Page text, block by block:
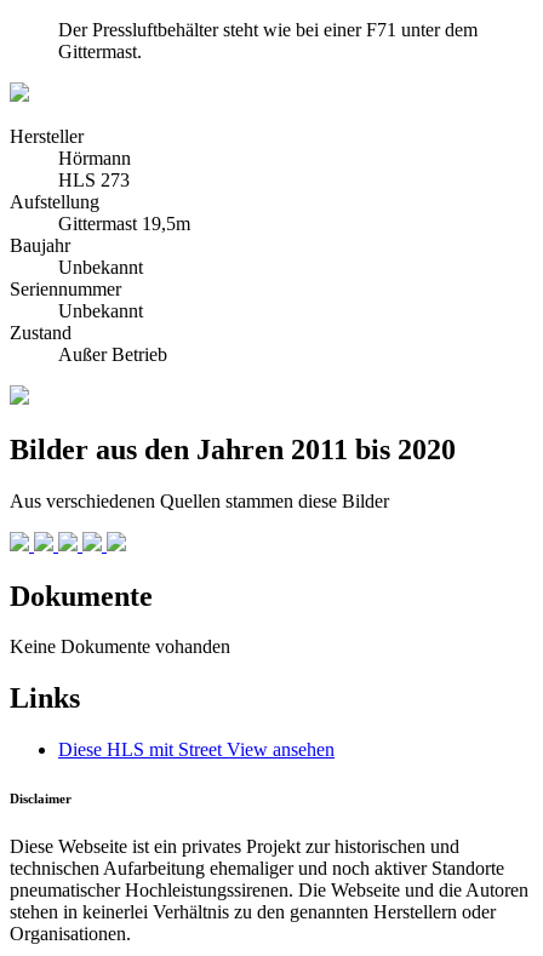
Der Pressluftbehälter steht wie bei einer F71 unter dem
Gittermast.
Hersteller
Hörmann
HLS 273
Aufstellung
Gittermast 19,5m
Baujahr
Unbekannt
Seriennummer
Unbekannt
Zustand
Außer Betrieb
Bilder aus den Jahren 2011 bis 2020
Aus verschiedenen Quellen stammen diese Bilder
Dokumente
Keine Dokumente vohanden
Links
Diese HLS mit Street View ansehen
Disclaimer
Diese Webseite ist ein privates Projekt zur historischen und
technischen Aufarbeitung ehemaliger und noch aktiver Standorte
pneumatischer Hochleistungssirenen. Die Webseite und die Autoren
stehen in keinerlei Verhältnis zu den genannten Herstellern oder
Organisationen.